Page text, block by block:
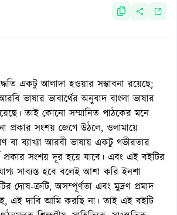
একটু আলাদা হওয়ার সম্ভাবনা রয়েছে;
ভাষার ভাবার্থের অনুবাদ বাংলা ভাষার
হয়েছে। তাই কোনো সম্মানিত পাঠকের মনে
প্রকার সংশয় জেগে উঠলে, ওলামায়ে
বা ব্যাখ্যা আরবী ভাষায় একটু গভীরতার
প্রকার সংশয় দূর হয়ে যাবে। এবং এই বইটির
সাব্যস্ত হবে বলেই আশা করি ইনশা
দোষ-ত্রুটি, অসম্পূর্ণতা এবং মুদ্রণ প্রমাদ
এই দাবি আমি করছি না। তাই এই বইটি